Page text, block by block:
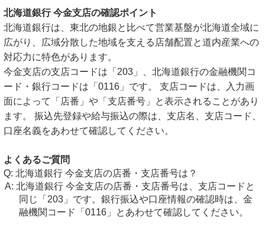
北海道銀行 今金支店の確認ポイント
北海道銀行は、東北の地銀と比べて営業基盤が北海道全域に
広がり、広域分散した地域を支える店舗配置と道内産業への
対応力に特色があります。
今金支店の支店コードは「203」、北海道銀行の金融機関コ
ード・銀行コードは「0116」です。 支店コードは、入力画
面によって「店番」や「支店番号」と表示されることがあり
ます。 振込先登録や給与振込の際は、支店名、支店コード、
口座名義をあわせて確認してください。
よくあるご質問
北海道銀行 今金支店の店番・支店番号は？
北海道銀行 今金支店の店番・支店番号は、支店コードと
同じ「203」です。銀行振込や口座情報の確認時は、金
融機関コード「0116」とあわせて確認してください。